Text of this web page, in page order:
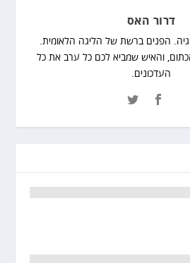
דרור האס
הפנים ברשת של הליגה הלאומית.
והאיש שמביא לכם כל ערב את כל
העדכונים.